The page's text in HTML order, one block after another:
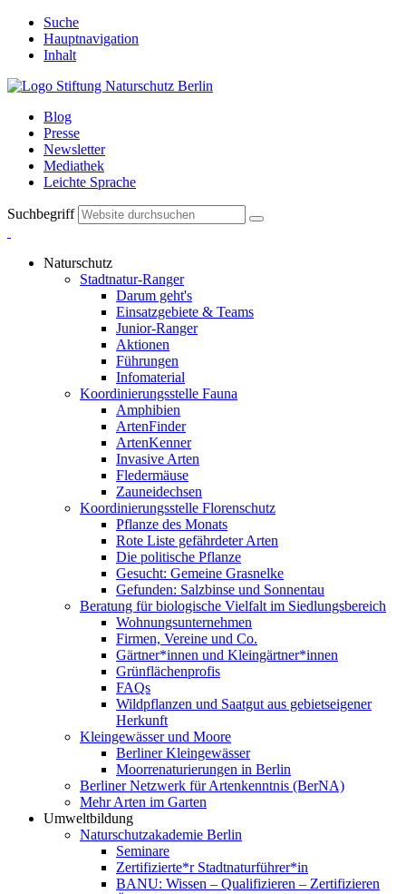
Suche
Hauptnavigation
Inhalt
Blog
Presse
Newsletter
Mediathek
Leichte Sprache
Suchbegriff
Naturschutz
Stadtnatur-Ranger
Darum geht's
Einsatzgebiete & Teams
Junior-Ranger
Aktionen
Führungen
Infomaterial
Koordinierungsstelle Fauna
Amphibien
ArtenFinder
ArtenKenner
Invasive Arten
Fledermäuse
Zauneidechsen
Koordinierungsstelle Florenschutz
Pflanze des Monats
Rote Liste gefährdeter Arten
Die politische Pflanze
Gesucht: Gemeine Grasnelke
Gefunden: Salzbinse und Sonnentau
Beratung für biologische Vielfalt im Siedlungsbereich
Wohnungsunternehmen
Firmen, Vereine und Co.
Gärtner*innen und Kleingärtner*innen
Grünflächenprofis
FAQs
Wildpflanzen und Saatgut aus gebietseigener
Herkunft
Kleingewässer und Moore
Berliner Kleingewässer
Moorrenaturierungen in Berlin
Berliner Netzwerk für Artenkenntnis (BerNA)
Mehr Arten im Garten
Umweltbildung
Naturschutzakademie Berlin
Seminare
Zertifizierte*r Stadtnaturführer*in
BANU: Wissen – Qualifizieren – Zertifizieren